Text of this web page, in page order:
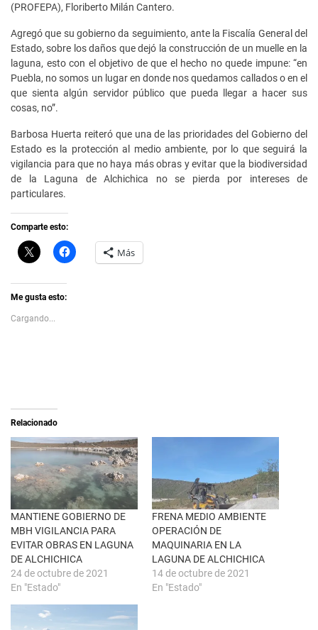
(PROFEPA), Floriberto Milán Cantero.
Agregó que su gobierno da seguimiento, ante la Fiscalía General del
Estado, sobre los daños que dejó la construcción de un muelle en la
laguna, esto con el objetivo de que el hecho no quede impune: “en
Puebla, no somos un lugar en donde nos quedamos callados o en el
que sienta algún servidor público que pueda llegar a hacer sus
cosas, no”.
Barbosa Huerta reiteró que una de las prioridades del Gobierno del
Estado es la protección al medio ambiente, por lo que seguirá la
vigilancia para que no haya más obras y evitar que la biodiversidad
de la Laguna de Alchichica no se pierda por intereses de
particulares.
Comparte esto:
C
l
k
t
s
h
e
b
r
e
e
n
u
n
a
v
e
n
t
a
n
a
n
u
e
v
H
a
e
n
F
a
e
b
o
o
k
(
S
e
a
b
r
n
Más
Me gusta esto:
Cargando...
Relacionado
MANTIENE GOBIERNO DE
MBH VIGILANCIA PARA
EVITAR OBRAS EN LAGUNA
DE ALCHICHICA
24 de octubre de 2021
En "Estado"
FRENA MEDIO AMBIENTE
OPERACIÓN DE
MAQUINARIA EN LA
LAGUNA DE ALCHICHICA
14 de octubre de 2021
En "Estado"